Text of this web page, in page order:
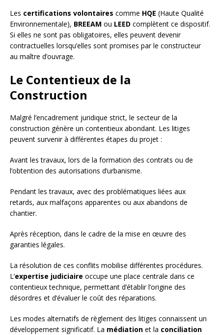
Les certifications volontaires comme HQE (Haute Qualité
Environnementale), BREEAM ou LEED complètent ce dispositif.
Si elles ne sont pas obligatoires, elles peuvent devenir
contractuelles lorsqu’elles sont promises par le constructeur
au maître d’ouvrage.
Le Contentieux de la
Construction
Malgré l’encadrement juridique strict, le secteur de la
construction génère un contentieux abondant. Les litiges
peuvent survenir à différentes étapes du projet :
Avant les travaux, lors de la formation des contrats ou de
l’obtention des autorisations d’urbanisme.
Pendant les travaux, avec des problématiques liées aux
retards, aux malfaçons apparentes ou aux abandons de
chantier.
Après réception, dans le cadre de la mise en œuvre des
garanties légales.
La résolution de ces conflits mobilise différentes procédures.
L’expertise judiciaire occupe une place centrale dans ce
contentieux technique, permettant d’établir l’origine des
désordres et d’évaluer le coût des réparations.
Les modes alternatifs de règlement des litiges connaissent un
développement significatif. La médiation et la conciliation